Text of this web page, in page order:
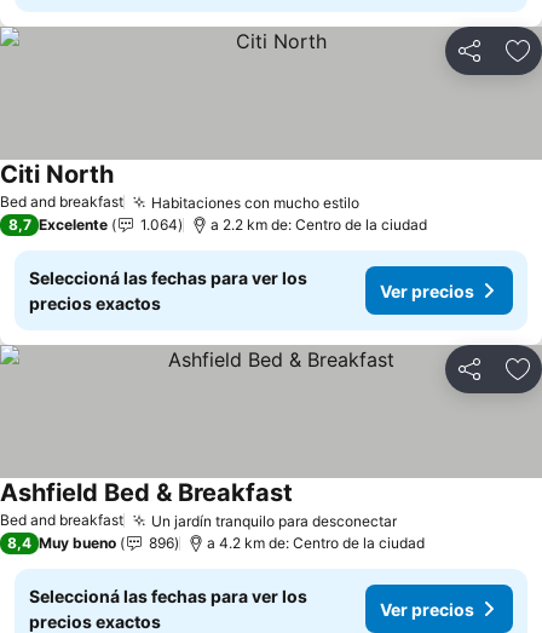
Compartir
Bed and breakfast Habitaciones con mucho estilo
Citi North
8,7 Excelente 1.064 a 2.2 km de: Centro de la ciudad
Seleccioná las fechas para ver los
precios exactos
Ver precios
Compartir
Bed and breakfast Un jardín tranquilo para desconectar
Ashfield Bed & Breakfast
8,4 Muy bueno 896 a 4.2 km de: Centro de la ciudad
Seleccioná las fechas para ver los
precios exactos
Ver precios